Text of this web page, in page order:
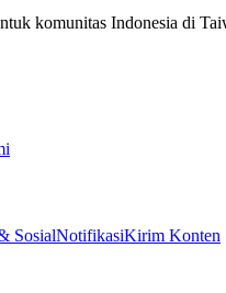
komunitas Indonesia di
SosialNotifikasiKirim Konten